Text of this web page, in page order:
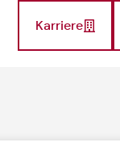
Karriere